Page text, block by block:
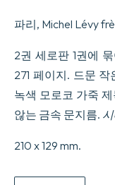
파리, Michel Lévy
2권 세로판 1권에
271 페이지. 드문
녹색 모로코 가죽
않는 금속 문지름.
210 x 129 mm.